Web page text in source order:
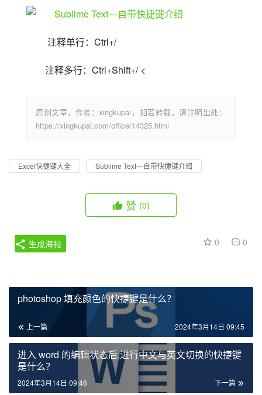
注释单行：Ctrl+/
注释多行：Ctrl+Shift+/ <
原创文章，作者：xingkupai，如若转载，请注明出处：
https://xingkupai.com/office/14325.html
Excel快捷键大全 Sublime Text—自带快捷键介绍
赞 (0)
0 0
生成海报
photoshop 填充颜色的快捷键是什么？
上一篇 2024年3月14日 09:45
进入 word 的编辑状态后,进行中文与英文切换的快捷键
是什么？
下一篇
2024年3月14日 09:46